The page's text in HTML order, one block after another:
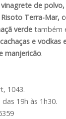
de
Risoto Terra-Mar,
verde também
cachaças e vodkas
manjericão.
1043.
19h às 1h30.